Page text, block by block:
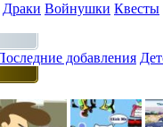
Драки Войнушки Квесты
добавления